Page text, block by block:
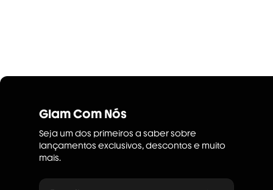
Glam Com Nós
Seja um dos primeiros a saber sobre
lançamentos exclusivos, descontos e muito
mais.